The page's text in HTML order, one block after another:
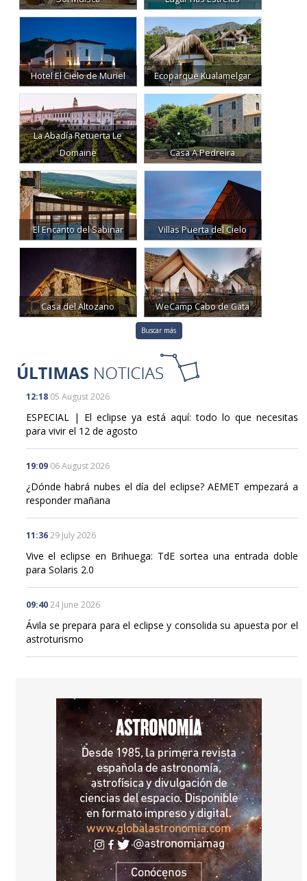
Hotel El Cielo de Muriel Ecoparque Kualamelgar
La Abadía Retuerta Le
Domaine
Casa A Pedreira
El Encanto del Sabinar Villas Puerta del Cielo
Casa del Altozano WeCamp Cabo de Gata
Buscar más
12:18 05 August 2026
ESPECIAL | El eclipse ya está aquí: todo lo que necesitas
para vivir el 12 de agosto
19:09 06 August 2026
¿Dónde habrá nubes el día del eclipse? AEMET empezará a
responder mañana
11:36 29 July 2026
Vive el eclipse en Brihuega: TdE sortea una entrada doble
para Solaris 2.0
09:40 24 June 2026
Ávila se prepara para el eclipse y consolida su apuesta por el
astroturismo